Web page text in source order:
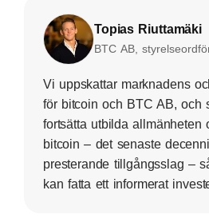
Topias Riuttamäki
BTC AB,
Vi uppskattar marknadens
för bitcoin och BTC AB, och
fortsätta utbilda allmänheten
bitcoin – det senaste
presterande tillgångsslag –
kan fatta ett informerat